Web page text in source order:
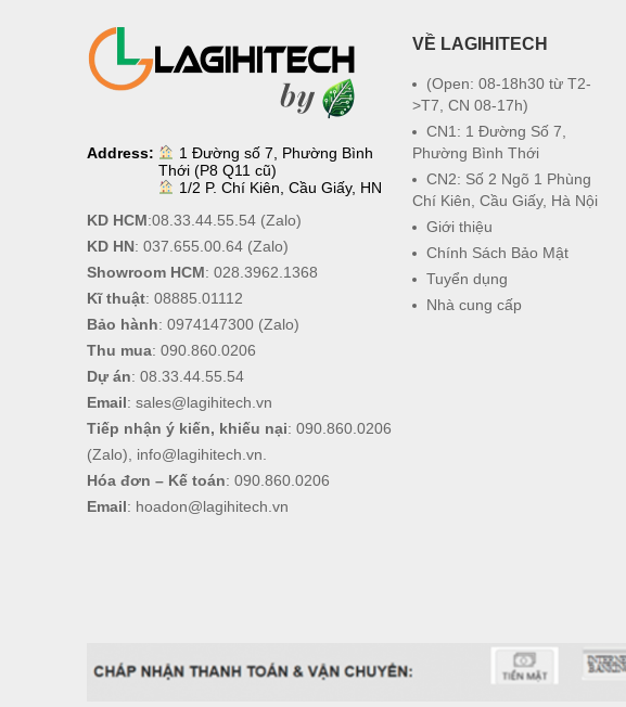
Address:
1 Đường số 7, Phường Bình
Thới (P8 Q11 cũ)
1/2 P. Chí Kiên, Cầu Giấy, HN
KD HCM:08.33.44.55.54(Zalo)
KD HN: 037.655.00.64(Zalo)
Showroom HCM: 028.3962.1368
Kĩ thuật: 08885.01112
Bảo hành: 0974147300(Zalo)
Thu mua: 090.860.0206
Dự án: 08.33.44.55.54
Email: sales@lagihitech.vn
Tiếp nhận ý kiến, khiếu nại: 090.860.0206
(Zalo), info@lagihitech.vn
Hóa đơn – Kế toán: 090.860.0206
Email: hoadon@lagihitech.vn
VỀ LAGIHITECH
(Open: 08-18h30 từ T2-
>T7, CN 08-17h)
CN1: 1 Đường Số 7,
Phường Bình Thới
CN2: Số 2 Ngõ 1 Phùng
Chí Kiên, Cầu Giấy, Hà Nội
Giới thiệu
Chính Sách Bảo Mật
Tuyển dụng
Nhà cung cấp